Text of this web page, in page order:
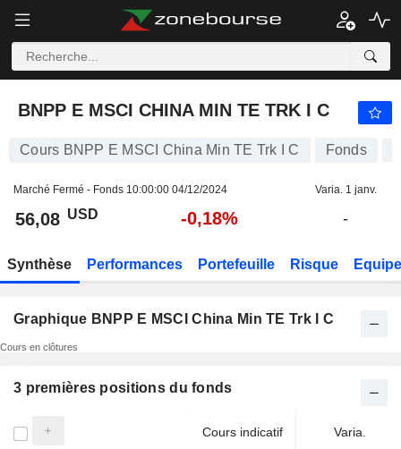
BNPP E MSCI CHINA MIN TE TRK I C
Cours BNPP E MSCI China Min TE Trk I C Fonds
Marché Fermé - Fonds 10:00:00 04/12/2024 Varia. 1 janv.
56,08 USD -0,18% -
Synthèse Performances Portefeuille Risque Equipe
Graphique BNPP E MSCI China Min TE Trk I C
Cours en clôtures
3 premières positions du fonds
Cours indicatif Varia.